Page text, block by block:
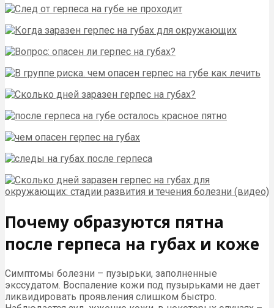
Почему образуются пятна
после герпеса на губах и коже
Симптомы болезни – пузырьки, заполненные
экссудатом. Воспаление кожи под пузырьками не дает
ликвидировать проявления слишком быстро.